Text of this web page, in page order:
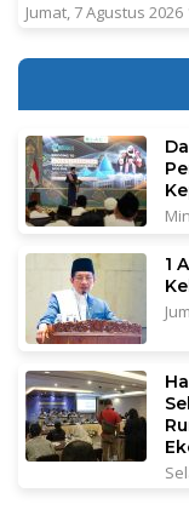
Jumat, 7 Agustus 2026
1